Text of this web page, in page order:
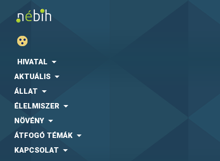
HIVATAL
AKTUÁLIS
ÁLLAT
ÉLELMISZER
NÖVÉNY
ÁTFOGÓ TÉMÁK
KAPCSOLAT